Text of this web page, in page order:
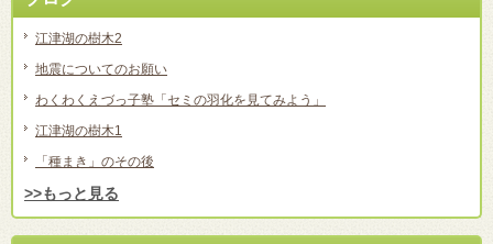
江津湖の樹木2
地震についてのお願い
わくわくえづっ子塾「セミの羽化を見てみよう」
江津湖の樹木1
「種まき」のその後
>>もっと見る